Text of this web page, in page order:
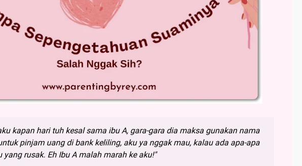
kapan hari tuh kesal sama ibu A, gara-gara dia maksa gunakan nama
pinjam uang di bank keliling, aku ya nggak mau, kalau ada apa-apa
yang rusak. Eh Ibu A malah marah ke aku!"